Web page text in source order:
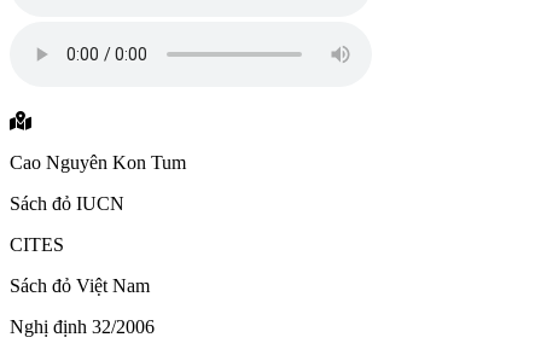
Cao Nguyên Kon Tum
Sách đỏ IUCN
CITES
Sách đỏ Việt Nam
Nghị định 32/2006